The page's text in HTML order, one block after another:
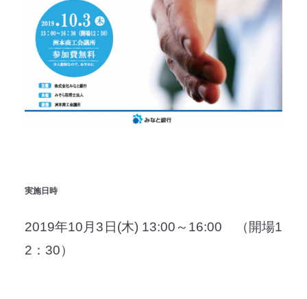
実施日時
2019年10月3日(木) 13:00～16:00 （開場1
2：30）